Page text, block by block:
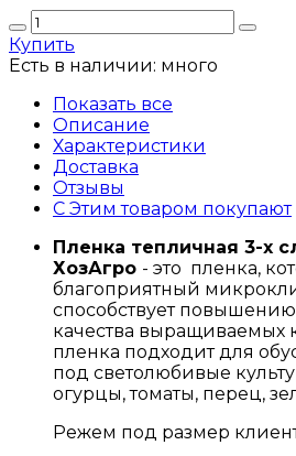
Купить
Есть в наличии: много
Показать все
Описание
Характеристики
Доставка
Отзывы
С Этим товаром покупают
Пленка тепличная 3-х
ХозАгро - это пленка,
благоприятный
способствует
качества выращиваемых
пленка подходит для
под светолюбивые
огурцы, томаты, перец,
Режем под размер